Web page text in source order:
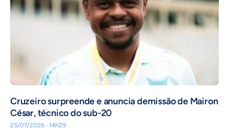
Cruzeiro surpreende e anuncia demissão de Mairon
César, técnico do sub-20
25/07/2026 · 14h29